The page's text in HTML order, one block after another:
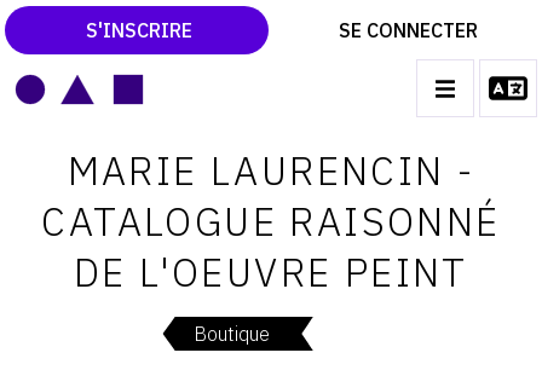
S'INSCRIRE SE CONNECTER
navigation
CATALOGUES RAISONNÉS
LES EXPOSITIONS
LES VERNISSAGES
ARCHIVES DES EXPOSITIONS
MARIE LAURENCIN -
CATALOGUE RAISONNÉ
DE L'OEUVRE PEINT
Boutique